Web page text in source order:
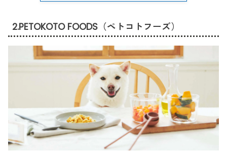
2.PETOKOTO FOODS（ペトコトフーズ）